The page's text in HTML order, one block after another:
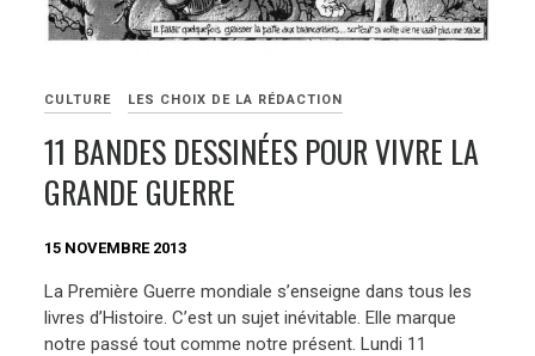
CULTURE LES CHOIX DE LA RÉDACTION
11 BANDES DESSINÉES POUR VIVRE LA
GRANDE GUERRE
15 NOVEMBRE 2013
La Première Guerre mondiale s’enseigne dans tous les
livres d’Histoire. C’est un sujet inévitable. Elle marque
notre passé tout comme notre présent. Lundi 11